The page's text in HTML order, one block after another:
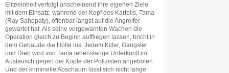
Eliteeinheit verfolgt anscheinend ihre eigenen Ziele
mit dem Einsatz, während der Kopf des Kartells, Tama
(Ray Sahepaty), offenbar längst auf die Angreifer
gewartet hat. Als seine vorgewarnten Wachen die
Operation gleich zu Beginn auffliegen lassen, bricht in
dem Gebäude die Hölle los. Jedem Killer, Gangster
und Dieb wird von Tama lebenslange Unterkunft im
Austausch gegen die Köpfe der Polizisten angeboten.
Und der kriminelle Abschaum lässt sich nicht lange